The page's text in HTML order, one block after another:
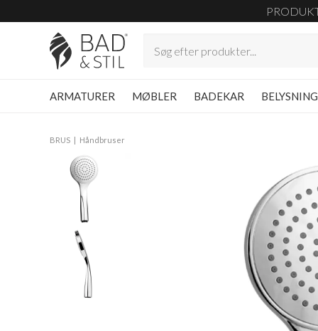
ARMATURER MØBLER BADEKAR BELYSNING
BRUS Håndbruser